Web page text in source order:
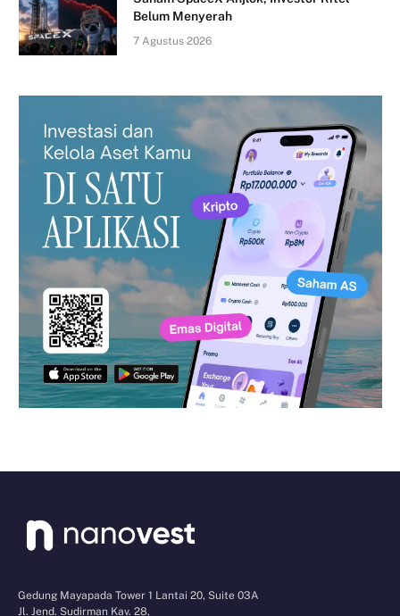
Belum Menyerah
7 Agustus 2026
Gedung Mayapada Tower 1 Lantai 20, Suite 03A
Jl. Jend. Sudirman Kav. 28,